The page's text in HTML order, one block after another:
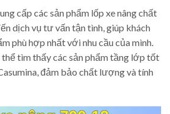
cấp các sản phẩm lốp xe nâng chất
dịch vụ tư vấn tận tình, giúp khách
phù hợp nhất với nhu cầu của mình.
tìm thấy các sản phẩm tầng lớp tốt
đảm bảo chất lượng và tính